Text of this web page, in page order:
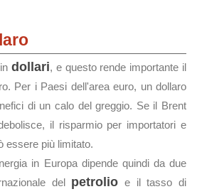
dollari, e questo rende importante il
Per i Paesi dell'area euro, un dollaro
di un calo del greggio. Se il Brent
il risparmio per importatori e
essere più limitato.
in Europa dipende quindi da due
del petrolio e il tasso di